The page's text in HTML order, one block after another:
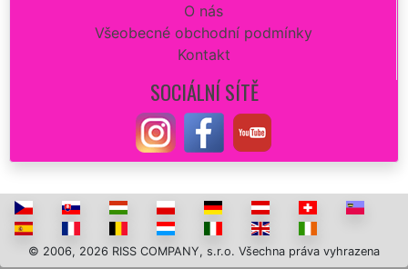
O nás
Všeobecné obchodní podmínky
Kontakt
SOCIÁLNÍ SÍTĚ
© 2006, 2026 RISS COMPANY, s.r.o. Všechna práva vyhrazena